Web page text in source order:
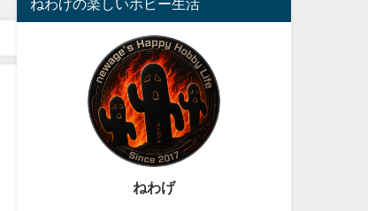
ねわげの楽しいホビー生活
ねわげ